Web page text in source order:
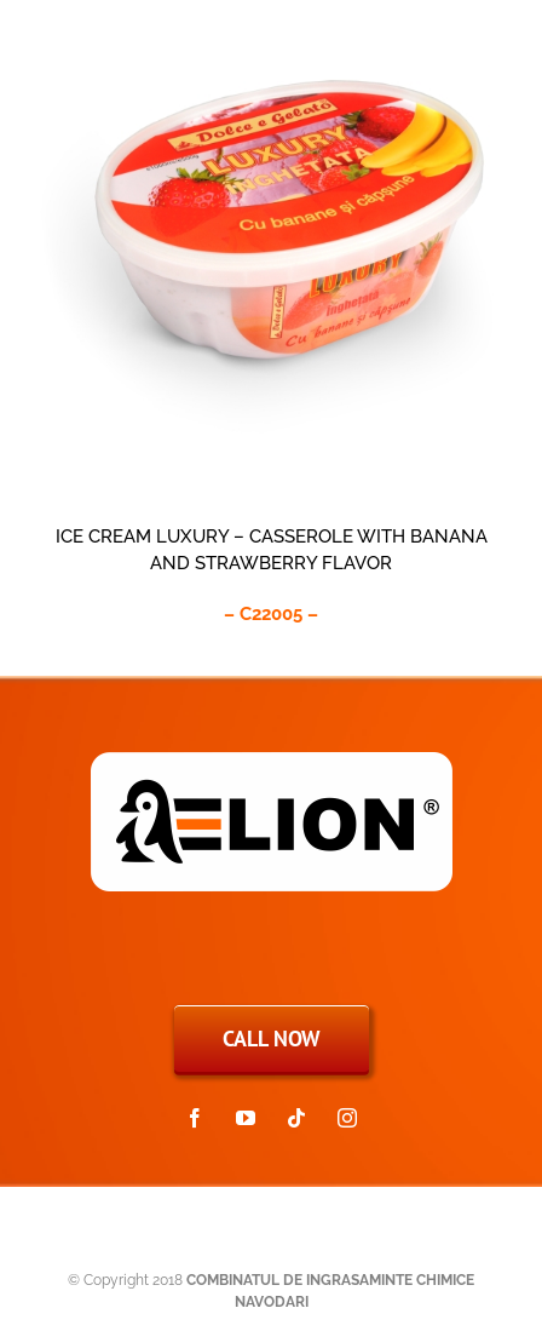
ICE CREAM LUXURY – CASSEROLE WITH BANANA
AND STRAWBERRY FLAVOR
– C22005 –
CALL NOW
© Copyright 2018 COMBINATUL DE INGRASAMINTE CHIMICE
NAVODARI